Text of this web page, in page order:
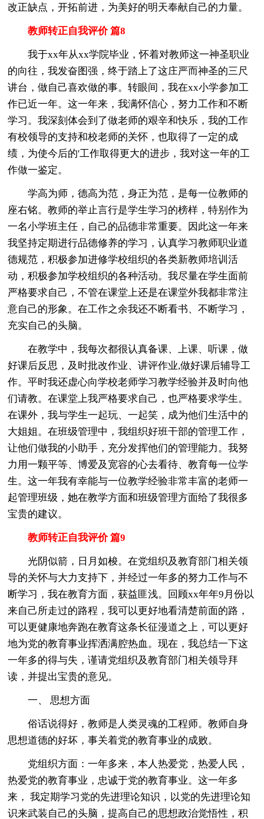
改正缺点，开拓前进，为美好的明天奉献自己的力量。
教师转正自我评价 篇8
我于xx年从xx学院毕业，怀着对教师这一神圣职业
的向往，我发奋图强，终于踏上了这庄严而神圣的三尺
讲台，做自己喜欢做的事。转眼间，我在xx小学参加工
作已近一年。这一年来，我满怀信心，努力工作和不断
学习。我深刻体会到了做老师的艰辛和快乐，我的工作
有校领导的支持和校老师的关怀，也取得了一定的成
绩，为使今后的'工作取得更大的进步，我对这一年的工
作做一鉴定。
学高为师，德高为范，身正为范，是每一位教师的
座右铭。教师的举止言行是学生学习的榜样，特别作为
一名小学班主任，自己的品德非常重要。因此这一年来
我坚持定期进行品德修养的学习，认真学习教师职业道
德规范，积极参加进修学校组织的各类新教师培训活
动，积极参加学校组织的各种活动。我尽量在学生面前
严格要求自己，不管在课堂上还是在课堂外我都非常注
意自己的形象。在工作之余我还不断看书、不断学习，
充实自己的头脑。
在教学中，我每次都很认真备课、上课、听课，做
好课后反思，及时批改作业、讲评作业,做好课后辅导工
作。平时我还虚心向学校老师学习教学经验并及时向他
们请教。在课堂上我严格要求自己，也严格要求学生。
在课外，我与学生一起玩、一起笑，成为他们生活中的
大姐姐。在班级管理中，我组织好班干部的管理工作，
让他们做我的小助手，充分发挥他们的管理能力。我努
力用一颗平等、博爱及宽容的心去看待、教育每一位学
生。这一年我有幸能与一位教学经验非常丰富的老师一
起管理班级，她在教学方面和班级管理方面给了我很多
宝贵的建议。
教师转正自我评价 篇9
光阴似箭，日月如梭。在党组织及教育部门相关领
导的关怀与大力支持下，并经过一年多的努力工作与不
断学习，我在教育方面，获益匪浅。回顾xx年年9月份以
来自己所走过的路程，我可以更好地看清楚前面的路，
可以更健康地奔跑在教育这条长征漫道之上，可以更好
地为党的教育事业挥洒满腔热血。现在，我总结一下这
一年多的得与失，谨请党组织及教育部门相关领导拜
读，并提出宝贵的意见。
一、 思想方面
俗话说得好，教师是人类灵魂的工程师。教师自身
思想道德的好坏，事关着党的教育事业的成败。
党组织方面：一年多来，本人热爱党，热爱人民，
热爱党的教育事业，忠诚于党的教育事业。这一年多
来， 我定期学习党的先进理论知识，以党的先进理论知
识来武装自己的头脑，提高自己的思想政治觉悟性，积